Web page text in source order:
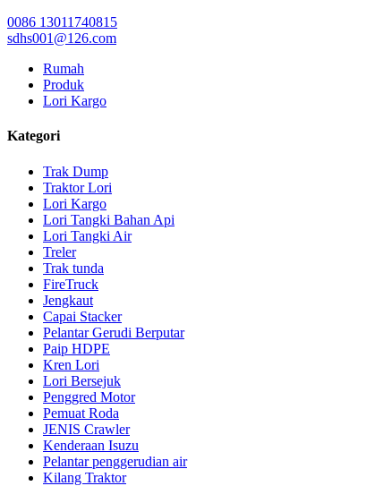
0086 13011740815
sdhs001@126.com
Rumah
Produk
Lori Kargo
Kategori
Trak Dump
Traktor Lori
Lori Kargo
Lori Tangki Bahan Api
Lori Tangki Air
Treler
Trak tunda
FireTruck
Jengkaut
Capai Stacker
Pelantar Gerudi Berputar
Paip HDPE
Kren Lori
Lori Bersejuk
Penggred Motor
Pemuat Roda
JENIS Crawler
Kenderaan Isuzu
Pelantar penggerudian air
Kilang Traktor